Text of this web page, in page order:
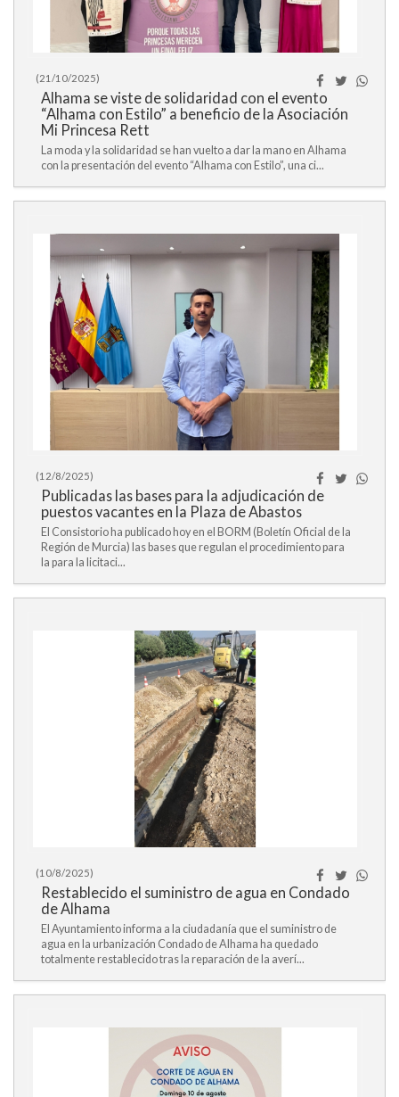
(21/10/2025)
Alhama se viste de solidaridad con el evento
“Alhama con Estilo” a beneficio de la Asociación
Mi Princesa Rett
La moda y la solidaridad se han vuelto a dar la mano en Alhama
con la presentación del evento “Alhama con Estilo”, una ci...
(12/8/2025)
Publicadas las bases para la adjudicación de
puestos vacantes en la Plaza de Abastos
El Consistorio ha publicado hoy en el BORM (Boletín Oficial de la
Región de Murcia) las bases que regulan el procedimiento para
la para la licitaci...
(10/8/2025)
Restablecido el suministro de agua en Condado
de Alhama
El Ayuntamiento informa a la ciudadanía que el suministro de
agua en la urbanización Condado de Alhama ha quedado
totalmente restablecido tras la reparación de la averí...